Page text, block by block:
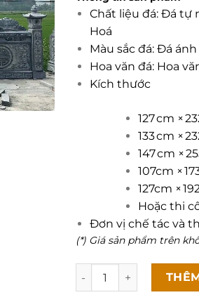
Chất liệu đá: Đá tự
Hoá
Màu sắc đá: Đá
Hoa văn đá: Hoa
Kích thước
127 cm ×
133 cm ×
147 cm ×
107cm ×
127cm ×
Hoặc thi
Đơn vị chế tác và
(*) Giá sản phẩm trên
Lăng mộ đá xanh đen -